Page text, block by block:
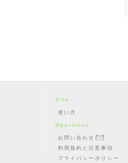
Site
使い方
Operation
お問い合わせ
利用規約と注意事項
プライバシーポリシー